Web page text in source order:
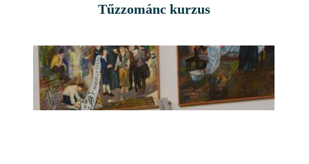
Tűzzománc kurzus